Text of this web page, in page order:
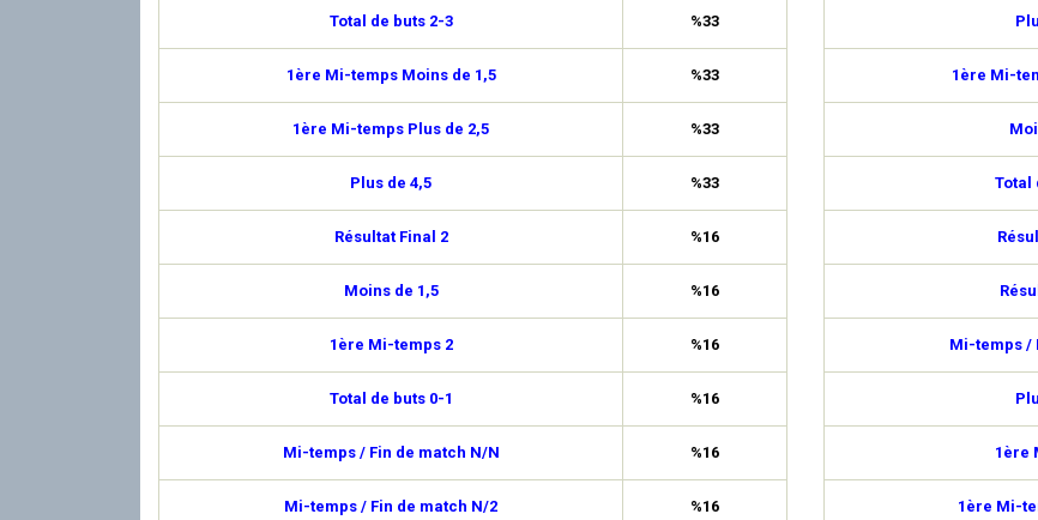
Total de buts 2-3 %33
1ère Mi-temps Moins de 1,5 %33
1ère Mi-temps Plus de 2,5 %33
Plus de 4,5 %33
Résultat Final 2 %16
Moins de 1,5 %16
1ère Mi-temps 2 %16
Total de buts 0-1 %16
Mi-temps / Fin de match N/N %16
Mi-temps / Fin de match N/2 %16
1ère Mi-
Total
Mi-temps /
1ère
1ère Mi-